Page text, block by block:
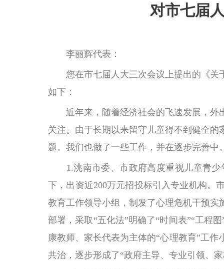
对市七届
李丽辉代表：
您在市七届人大三次会议上提出的《关
如下：
近年来，随着经济社会的飞速发展，外
关注。由于长期以来留守儿童得不到健全
题。我们也做了一些工作，并在逐步完善中
1.洮南市委、市政府高度重视儿童青少
下，出资近200万元招投标引入专业机构。
教育工作领导小组，制发了心理危机干预
部署，采取“五化法”明确了“时间表”“工程
康教师、家长代表为主体的“心理教育”工
共治，逐步形成了“政府主导、专业引领、